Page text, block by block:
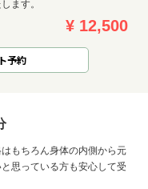
ます。
¥ 12,500
予約
もちろん身体の内側から元
思っている方も安心して受